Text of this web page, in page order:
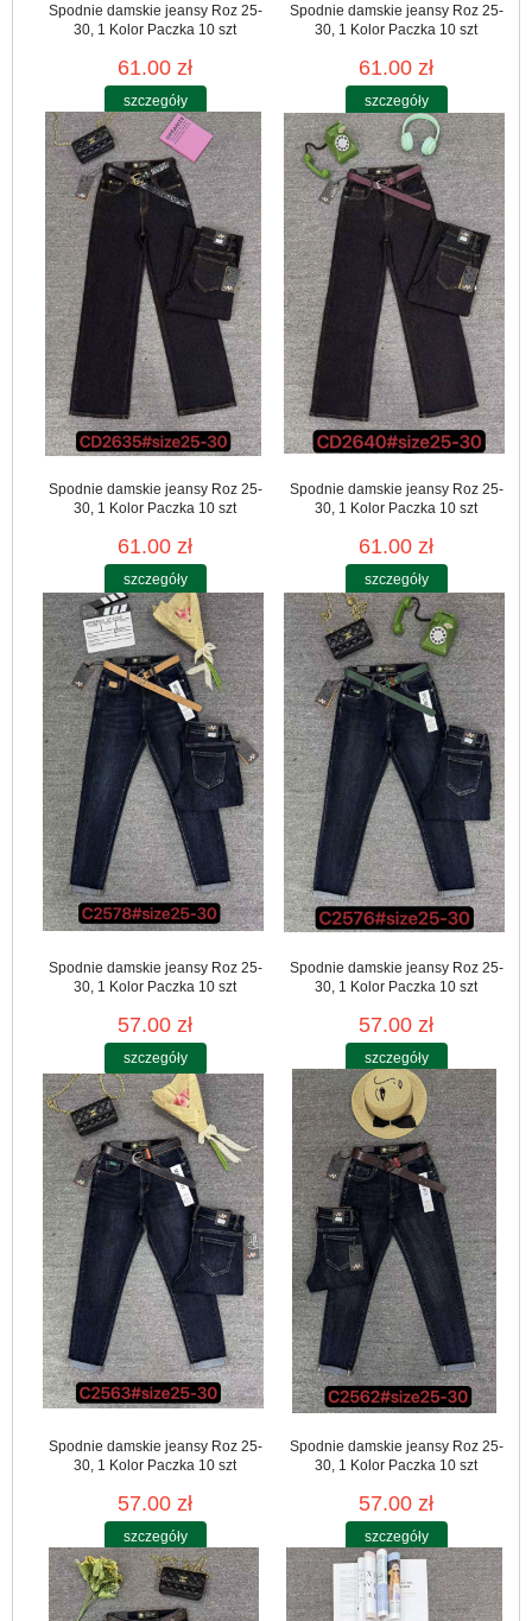
Spodnie damskie jeansy Roz 25-
30, 1 Kolor Paczka 10 szt
61.00 zł
szczegóły
Spodnie damskie jeansy Roz 25-
30, 1 Kolor Paczka 10 szt
61.00 zł
szczegóły
Spodnie damskie jeansy Roz 25-
30, 1 Kolor Paczka 10 szt
61.00 zł
szczegóły
Spodnie damskie jeansy Roz 25-
30, 1 Kolor Paczka 10 szt
61.00 zł
szczegóły
Spodnie damskie jeansy Roz 25-
30, 1 Kolor Paczka 10 szt
57.00 zł
szczegóły
Spodnie damskie jeansy Roz 25-
30, 1 Kolor Paczka 10 szt
57.00 zł
szczegóły
Spodnie damskie jeansy Roz 25-
30, 1 Kolor Paczka 10 szt
57.00 zł
szczegóły
Spodnie damskie jeansy Roz 25-
30, 1 Kolor Paczka 10 szt
57.00 zł
szczegóły